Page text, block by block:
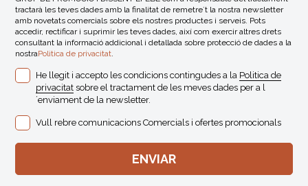
tractarà les teves dades amb la finalitat de remetre´t la nostra newsletter
amb novetats comercials sobre els nostres productes i serveis. Pots
accedir, rectificar i suprimir les teves dades, així com exercir altres drets
consultant la informació addicional i detallada sobre protecció de dades a la
nostraPolitica de privacitat
He llegit i accepto les condicions contingudes a la Politica de
privacitat sobre el tractament de les meves dades per a l
´enviament de la newsletter.
Vull rebre comunicacions Comercials i ofertes promocionals